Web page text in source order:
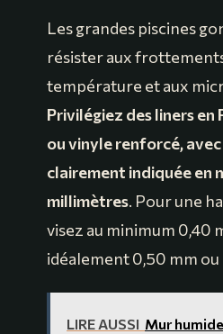
Les grandes piscines
résister aux
température et aux
Privilégiez des liners en
ou vinyle renforcé,
clairement indiquée en
millimètres. Pour une
visez au minimum 0,40
idéalement 0,50 mm ou
LIRE AUSSI Mur